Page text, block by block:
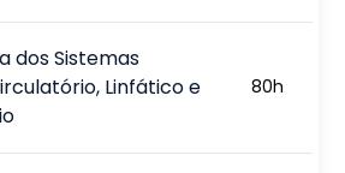
dos Sistemas
Linfático e
80h